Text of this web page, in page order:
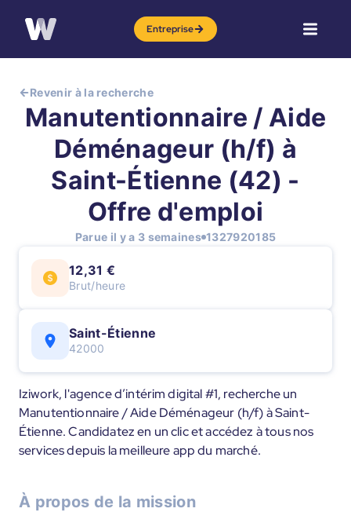
Entreprise
Revenir à la recherche
Manutentionnaire / Aide
Déménageur (h/f) à
Saint-Étienne (42) -
Offre d'emploi
Parue il y a 3 semaines 1327920185
12,31 €
Brut/heure
Saint-Étienne
42000
Iziwork, l'agence d’intérim digital #1, recherche un
Manutentionnaire / Aide Déménageur (h/f) à Saint-
Étienne. Candidatez en un clic et accédez à tous nos
services depuis la meilleure app du marché.
À propos de la mission